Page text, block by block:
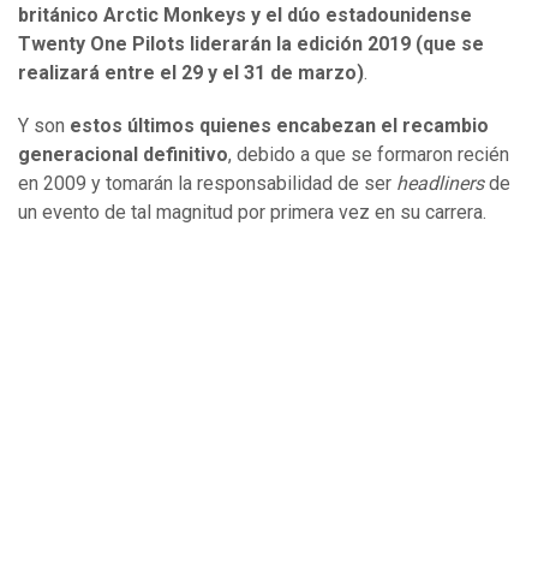
británico Arctic Monkeys y el dúo estadounidense
Twenty One Pilots liderarán la edición 2019 (que se
realizará entre el 29 y el 31 de marzo).
Y son estos últimos quienes encabezan el recambio
generacional definitivo, debido a que se formaron recién
en 2009 y tomarán la responsabilidad de ser headlinersde
un evento de tal magnitud por primera vez en su carrera.